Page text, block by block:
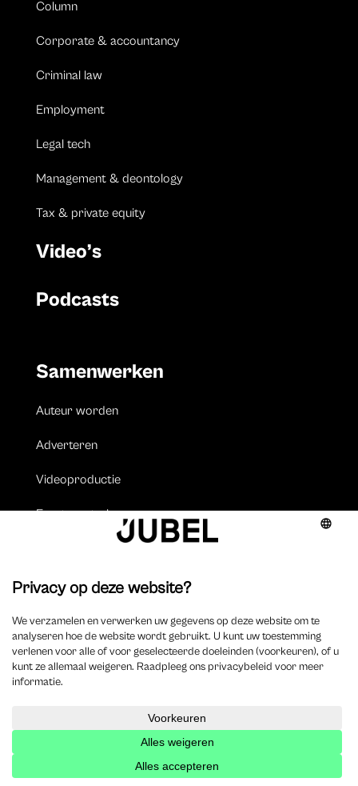
Column
Corporate & accountancy
Criminal law
Employment
Legal tech
Management & deontology
Tax & private equity
Video’s
Podcasts
Samenwerken
Auteur worden
Adverteren
Videoproductie
Events organiseren
Jobs
Vacature plaatsen
Volgen Volgen